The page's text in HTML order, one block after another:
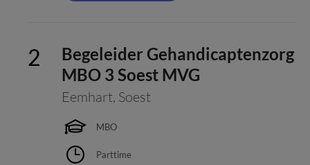
Begeleider Gehandicaptenzorg
MBO 3 Soest MVG
Eemhart, Soest
MBO
Parttime